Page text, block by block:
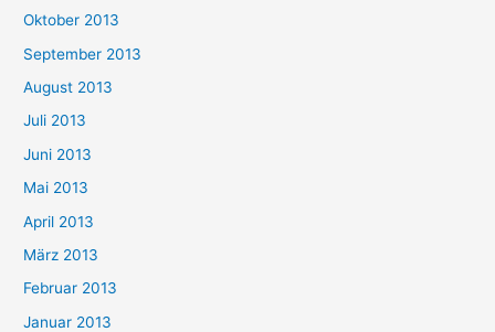
Oktober 2013
September 2013
August 2013
Juli 2013
Juni 2013
Mai 2013
April 2013
März 2013
Februar 2013
Januar 2013